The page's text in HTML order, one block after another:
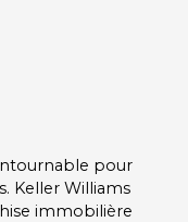
pour
Keller Williams
immobilière